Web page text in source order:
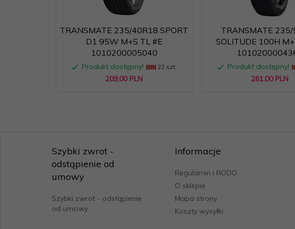
1823854
Kod producenta: 1010200005015
Link do bazy
https://eprel.ec.europa.eu/screen/product/tyres/
Nazwa:
Nowe
hamowanie na
TRANSMATE 235/40R18 SPORT
D1 95W M+S TL #E
1010200005040
Produkt dostępny! 22 szt.
209,00 PLN
TRANSMATE
SOLITUDE 100H
Produkt dostępny!
261,00 PLN
Szybki zwrot -
odstąpienie od
umowy
Szybki zwrot - odstąpienie
od umowy
Informacje
Regulamin i RODO
O sklepie
Mapa strony
Koszty wysyłki